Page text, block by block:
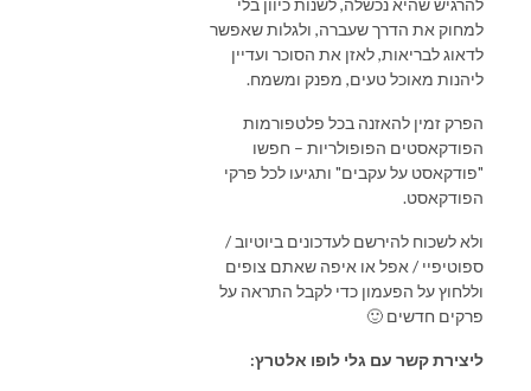
להרגיש שהיא נכשלה, לשנות כיוון בלי
למחוק את הדרך שעברה, ולגלות שאפשר
לדאוג לבריאות, לאזן את הסוכר ועדיין
ליהנות מאוכל טעים, מפנק ומשמח.
הפרק זמין להאזנה בכל פלטפורמות
הפודקאסטים הפופולריות – חפשו
"פודקאסט על עקבים" ותגיעו לכל פרקי
הפודקאסט.
ולא לשכוח להירשם לעדכונים ביוטיוב /
ספוטיפיי / אפל או איפה שאתם צופים
וללחוץ על הפעמון כדי לקבל התראה על
פרקים חדשים 🙂
ליצירת קשר עם גלי לופו אלטרץ: